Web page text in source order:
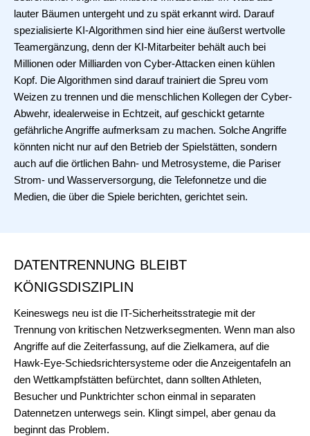
lauter Bäumen untergeht und zu spät erkannt wird. Darauf
spezialisierte KI-Algorithmen sind hier eine äußerst wertvolle
Teamergänzung, denn der KI-Mitarbeiter behält auch bei
Millionen oder Milliarden von Cyber-Attacken einen kühlen
Kopf. Die Algorithmen sind darauf trainiert die Spreu vom
Weizen zu trennen und die menschlichen Kollegen der Cyber-
Abwehr, idealerweise in Echtzeit, auf geschickt getarnte
gefährliche Angriffe aufmerksam zu machen. Solche Angriffe
könnten nicht nur auf den Betrieb der Spielstätten, sondern
auch auf die örtlichen Bahn- und Metrosysteme, die Pariser
Strom- und Wasserversorgung, die Telefonnetze und die
Medien, die über die Spiele berichten, gerichtet sein.
DATENTRENNUNG BLEIBT
KÖNIGSDISZIPLIN
Keineswegs neu ist die IT-Sicherheitsstrategie mit der
Trennung von kritischen Netzwerksegmenten. Wenn man also
Angriffe auf die Zeiterfassung, auf die Zielkamera, auf die
Hawk-Eye-Schiedsrichtersysteme oder die Anzeigentafeln an
den Wettkampfstätten befürchtet, dann sollten Athleten,
Besucher und Punktrichter schon einmal in separaten
Datennetzen unterwegs sein. Klingt simpel, aber genau da
beginnt das Problem.